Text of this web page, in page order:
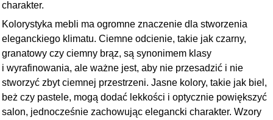
charakter.
Kolorystyka mebli ma ogromne znaczenie dla stworzenia
eleganckiego klimatu. Ciemne odcienie, takie jak czarny,
granatowy czy ciemny brąz, są synonimem klasy
i wyrafinowania, ale ważne jest, aby nie przesadzić i nie
stworzyć zbyt ciemnej przestrzeni. Jasne kolory, takie jak biel,
beż czy pastele, mogą dodać lekkości i optycznie powiększyć
salon, jednocześnie zachowując elegancki charakter. Wzory